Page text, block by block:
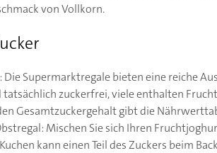
von Vollkorn.
Die Supermarktregale bieten eine reiche
zuckerfrei, viele enthalten
Gesamtzuckergehalt gibt die
Mischen Sie sich Ihren
kann einen Teil des Zuckers beim